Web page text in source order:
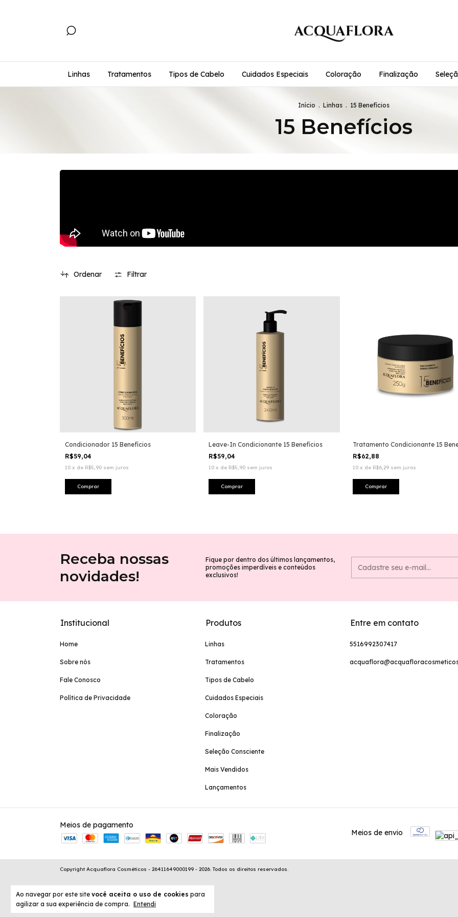
Linhas Tratamentos Tipos de Cabelo Cuidados Especiais Coloração Finalização
Ao navegar por este site você aceita o uso de cookies para
agilizar a sua experiência de compra. Entendi
Início . Linhas . 15 Benefícios
15 Benefícios
Ordenar Filtrar
Condicionador 15 Benefícios
R$59,04
10 x de R$5,90 sem juros
Leave-In Condicionante 15 Benefícios
R$59,04
10 x de R$5,90 sem juros
Tratamento Condicionante 15
R$62,88
10 x de R$6,29 sem juros
Receba nossas
novidades!
Fique por dentro dos últimos lançamentos,
promoções imperdíveis e conteúdos
exclusivos!
Institucional
Home
Sobre nós
Fale Conosco
Política de Privacidade
Produtos
Linhas
Tratamentos
Tipos de Cabelo
Cuidados Especiais
Coloração
Finalização
Seleção Consciente
Mais Vendidos
Lançamentos
Entre em contato
5516992307417
Meios de pagamento
Meios de envio
Copyright Acquaflora Cosméticos - 26411649000199 - 2026. Todos os direitos reservados.